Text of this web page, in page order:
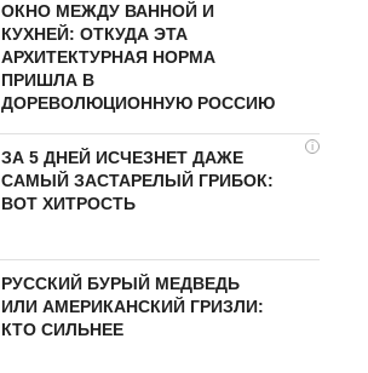
ОКНО МЕЖДУ ВАННОЙ И
КУХНЕЙ: ОТКУДА ЭТА
АРХИТЕКТУРНАЯ НОРМА
ПРИШЛА В
ДОРЕВОЛЮЦИОННУЮ РОССИЮ
i
ЗА 5 ДНЕЙ ИСЧЕЗНЕТ ДАЖЕ
САМЫЙ ЗАСТАРЕЛЫЙ ГРИБОК:
ВОТ ХИТРОСТЬ
РУССКИЙ БУРЫЙ МЕДВЕДЬ
ИЛИ АМЕРИКАНСКИЙ ГРИЗЛИ:
КТО СИЛЬНЕЕ